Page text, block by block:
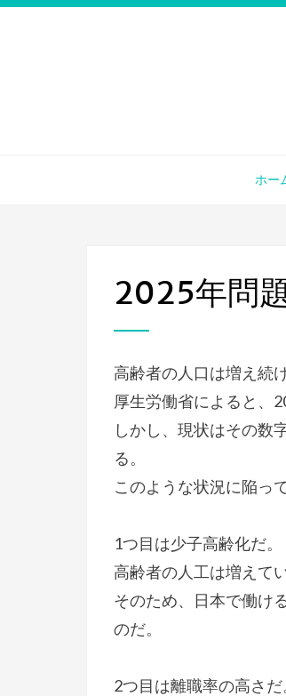
ホー
2025年問
高齢者の人口は増え続
厚生労働省によると、
しかし、現状はその数
る。
このような状況に陥っ
1つ目は少子高齢化だ。
高齢者の人工は増えて
そのため、日本で働け
のだ。
2つ目は離職率の高さだ